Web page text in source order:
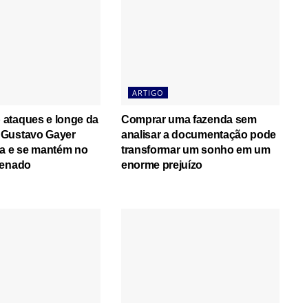
ataques e longe da
Gayer
e se mantém no
ARTIGO
Comprar uma fazenda sem
analisar a documentação pode
transformar um sonho em um
enorme prejuízo